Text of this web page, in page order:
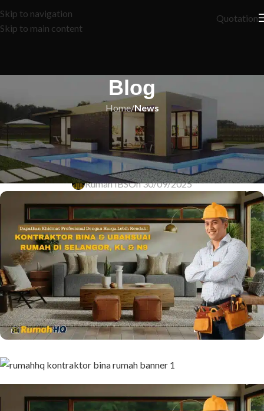
Skip to navigation
Skip to main content
Quotation
Blog
Home/News
NEWS
Bina Impian Anda: Bantuan Rumah
di Atas Tanah Sendiri
Rumah IBSOn 30/09/2025